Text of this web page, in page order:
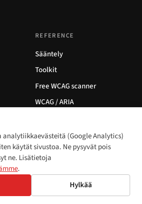
REFERENCE
Sääntely
Toolkit
Free WCAG scanner
WCAG / ARIA
YHTEISÖ
Trainings
Newsletter
(Google Analytics)
käytät sivustoa. Ne pysyvät pois
ne. Lisätietoja
.
Hylkää